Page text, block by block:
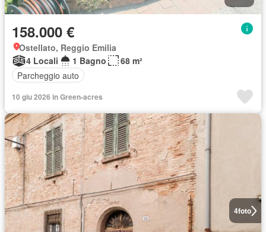
158.000 €
Ostellato, Reggio Emilia
4 Locali
1 Bagno
68 m²
Parcheggio auto
10 giu 2026 in Green-acres
4foto